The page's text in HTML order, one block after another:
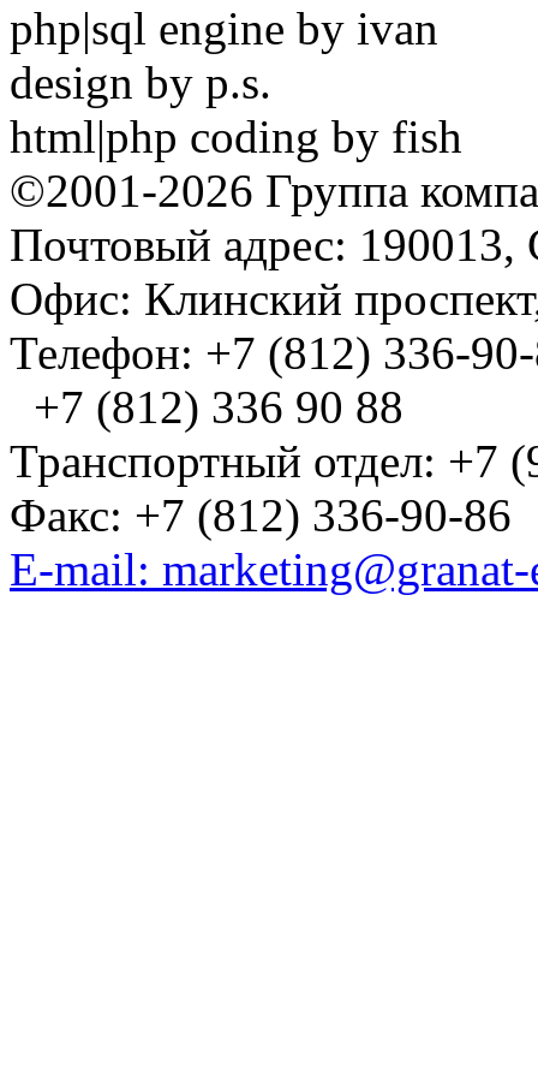
php|sql engine by ivan
design by p.s.
html|php coding by fish
©2001-2026 Группа
Почтовый адрес: 190013,
Офис: Клинский
Телефон: +7 (812) 336-
+7 (812) 336 90 88
Транспортный отдел: +7
Факс: +7 (812) 336-90-86
E-mail: